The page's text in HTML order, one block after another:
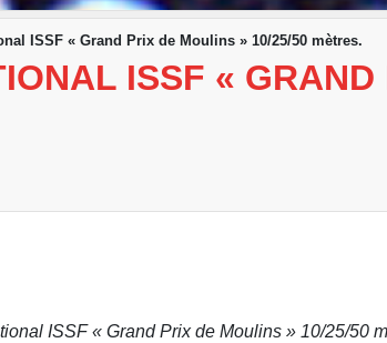
ISSF « Grand Prix de Moulins » 10/25/50 mètres.
ISSF «
ISSF « Grand Prix de Moulins » 10/25/50